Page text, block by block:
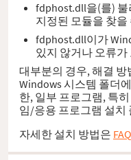
fdphost.dll을(를)
지정된 모듈을 찾을
fdphost.dll이가
있지 않거나 오류
대부분의 경우, 해결 방
Windows 시스템 폴더
한, 일부 프로그램, 특
임/응용 프로그램 설치
자세한 설치 방법은 FAQ